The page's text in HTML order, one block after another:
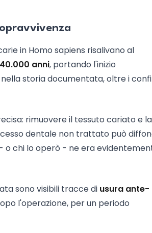
in Homo sapiens risalivano al
40.000 anni, portando l'inizio
storia documentata, oltre i
rimuovere il tessuto cariato e la
dentale non trattato può
o chi lo operò - ne era
sono visibili tracce di usura ante-
l'operazione, per un periodo